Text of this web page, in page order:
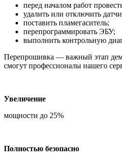
перед началом работ
удалить или отключить
поставить пламегаситель;
перепрограммировать ЭБУ;
выполнить контрольную
Перепрошивка — важный этап
смогут профессионалы нашего
Увеличение
мощности до 25%
Полностью безопасно